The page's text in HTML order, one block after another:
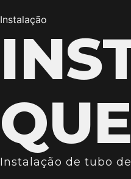
Instalação
Instalação de tubo